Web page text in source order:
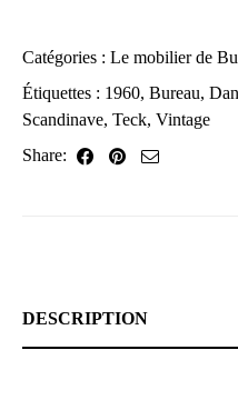
Catégories : Le mobilier de
Étiquettes : 1960, Bureau,
Scandinave, Teck, Vintage
Share:
DESCRIPTION